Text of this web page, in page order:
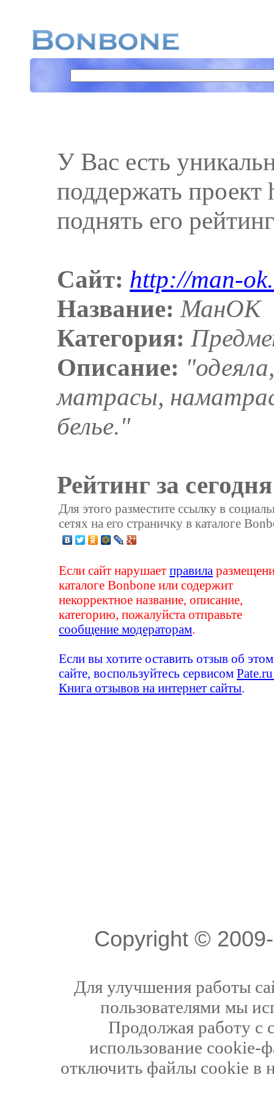
У Вас есть
поддержать
поднять его
Сайт: http://man-
Название: МанОК
Категория:
Описание:
матрасы,
белье."
Рейтинг за
Для этого разместите ссылку в
сетях на его страничку в каталоге
Если сайт нарушаетправила
каталоге Bonbone или содержит
некорректное название, описание,
категорию, пожалуйста отправьте
сообщение модераторам
Если вы хотите оставить отзыв об этом
сайте, воспользуйтесь сервисом
Книга отзывов на интернет сайты
Copyright ©
Для улучшения работы
пользователями мы
Продолжая работу с
использование cookie-
отключить файлы cookie в